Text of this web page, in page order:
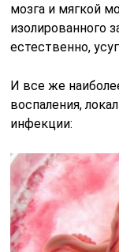
мозга и мягкой
изолированного
естественно,
И все же
воспаления,
инфекции: